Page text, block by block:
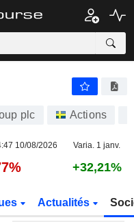
plc Actions
10/08/2026 Varia. 1 janv.
+32,21%
Actualités